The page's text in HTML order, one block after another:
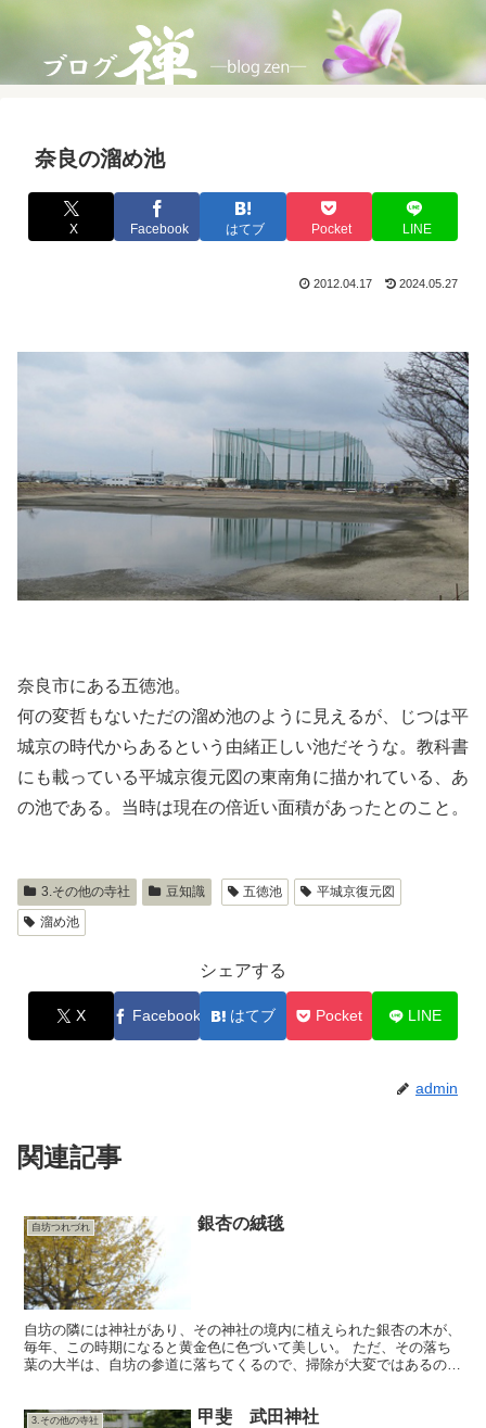
奈良の溜め池
X Facebook はてブ Pocket LINE
2012.04.17 2024.05.27
奈良市にある五徳池。
何の変哲もないただの溜め池のように見えるが、じつは平
城京の時代からあるという由緒正しい池だそうな。教科書
にも載っている平城京復元図の東南角に描かれている、あ
の池である。当時は現在の倍近い面積があったとのこと。
3.その他の寺社 豆知識 五徳池
平城京復元図
溜め池
シェアする
X Facebook はてブ Pocket LINE
admin
関連記事
自坊つれづれ 銀杏の絨毯
自坊の隣には神社があり、その神社の境内に植えられた銀杏の木が、
毎年、この時期になると黄金色に色づいて美しい。 ただ、その落ち
葉の大半は、自坊の参道に落ちてくるので、掃除が大変ではあるのだ
3.その他の寺社 甲斐 武田神社